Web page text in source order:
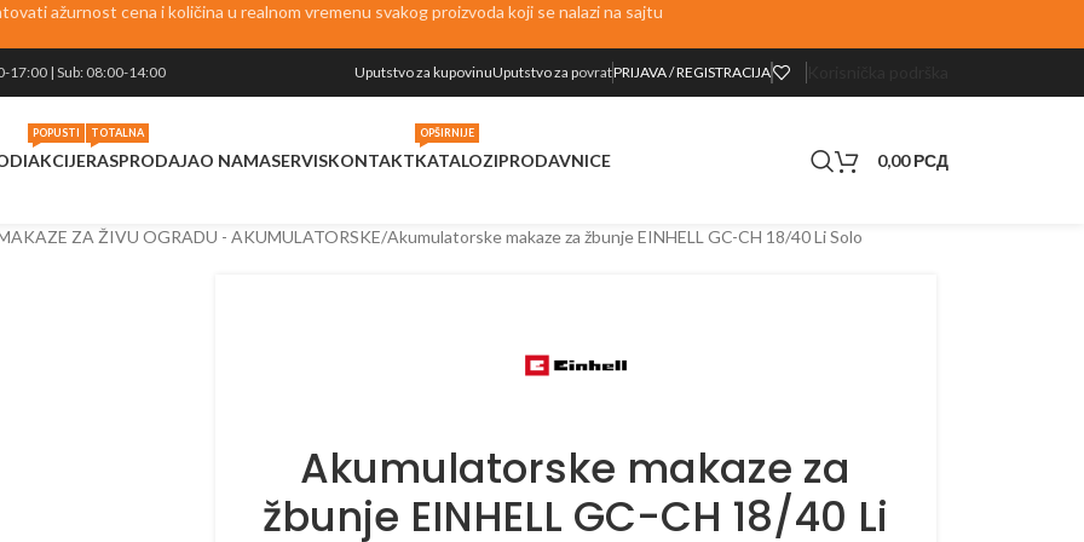
ažurnost cena i količina u realnom vremenu svakog proizvoda koji se nalazi na sajtu
17:00 | Sub: 08:00-14:00 Uputstvo za kupovinuUputstvo za povratPRIJAVA / REGISTRACIJA
AKCIJE
POPUSTI
RASPRODAJA
TOTALNA
O NAMASERVISKONTAKTKATALOZI
OPŠIRNIJE
PRODAVNICE 0,00РСД
ZA ŽIVU OGRADU - AKUMULATORSKE Akumulatorske makaze za žbunje EINHELL GC-CH 18/40 Li Solo
Akumulatorske makaze za
žbunje EINHELL GC-CH 18/40 Li